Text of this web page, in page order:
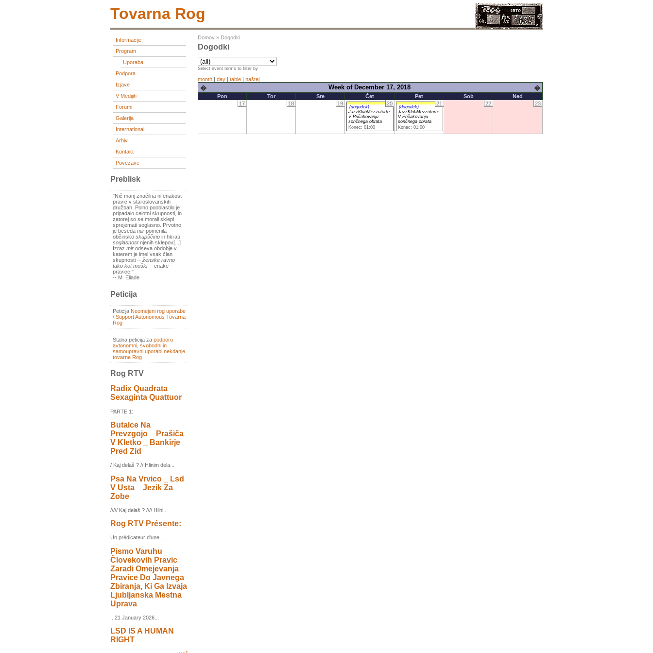
Tovarna Rog
Informacije
Program
Uporaba
Podpora
Izjave
V Medijih
Forumi
Galerija
International
Arhiv
Kontakt
Povezave
Preblisk
"Nič manj značilna ni enakost
pravic v staroslovanskih
družbah. Polno pooblastilo je
pripadalo celotni skupnosti, in
zatorej so se morali sklepi
sprejemati soglasno. Prvotno
je beseda mir pomenila
občinsko skupščino in hkrati
soglasnostnjenih sklepov[...]
Izraz mir odseva obdobje v
katerem je imel vsak član
skupnosti -- ženske ravno
tako kot moški-- enake
pravice."
-- M. Eliade
Peticija
Peticija Neomejeni rog uporabe
/ Support Autonomous Tovarna
Rog
Stalna peticija za podporo
avtonomni, svobodni in
samoupravni uporabi nekdanje
tovarne Rog
Rog RTV
Radix Quadrata
Sexaginta Quattuor
PARTE 1:
Butalce Na
Prevzgojo _ Prašiča
V Kletko _ Bankirje
Pred Zid
/ Kaj delaš ? // Hlinim dela...
Psa Na Vrvico _ Lsd
V Usta _ Jezik Za
Zobe
///// Kaj delaš ? //// Hlini...
Rog RTV Présente:
Un prédicateur d'une ...
Pismo Varuhu
Človekovih Pravic
Zaradi Omejevanja
Pravice Do Javnega
Zbiranja, Ki Ga Izvaja
Ljubljanska Mestna
Uprava
...21 January 2026...
LSD IS A HUMAN
RIGHT
Domov » Dogodki
Dogodki
Select event terms to filter by
month | day | table | naštej
� Week of December 17, 2018 �
Pon Tor Sre Čet Pet Sob
Ned
17
18 19 20
(dogodek)
JazzKlubMezzoforte -
V Pričakovanju
sončnega obrata
Konec: 01:00
21
(dogodek)
JazzKlubMezzoforte -
V Pričakovanju
sončnega obrata
Konec: 01:00
22 23